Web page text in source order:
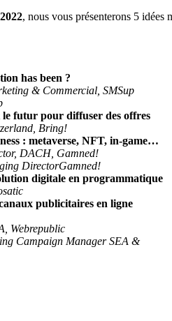
, nous vous présenterons 5 idées
has been ?
& Commercial, SMSup
futur pour diffuser des offres
Bring!
: metaverse, NFT, in-game…
DACH, Gamned!
DirectorGamned!
digitale en programmatique
publicitaires en ligne
Manager SEA &